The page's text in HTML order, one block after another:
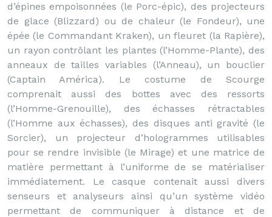
d’épines empoisonnées (le Porc-épic), des projecteurs
de glace (Blizzard) ou de chaleur (le Fondeur), une
épée (le Commandant Kraken), un fleuret (la Rapière),
un rayon contrôlant les plantes (l’Homme-Plante), des
anneaux de tailles variables (l’Anneau), un bouclier
(Captain América). Le costume de Scourge
comprenait aussi des bottes avec des ressorts
(l’Homme-Grenouille), des échasses rétractables
(l’Homme aux échasses), des disques anti gravité (le
Sorcier), un projecteur d’hologrammes utilisables
pour se rendre invisible (le Mirage) et une matrice de
matière permettant à l’uniforme de se matérialiser
immédiatement. Le casque contenait aussi divers
senseurs et analyseurs ainsi qu’un système vidéo
permettant de communiquer à distance et de